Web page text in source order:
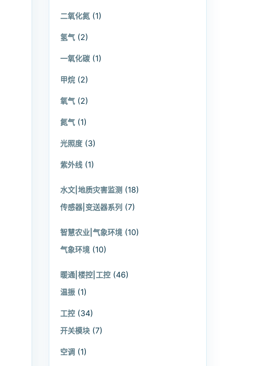
二氧化氮 (1)
氢气 (2)
一氧化碳 (1)
甲烷 (2)
氧气 (2)
氮气 (1)
光照度 (3)
紫外线 (1)
水文|地质灾害监测 (18)
传感器|变送器系列 (7)
智慧农业|气象环境 (10)
气象环境 (10)
暖通|楼控|工控 (46)
温振 (1)
工控 (34)
开关模块 (7)
空调 (1)